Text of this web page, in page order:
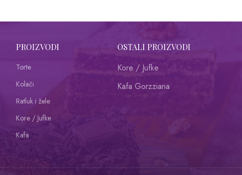
PROIZVODI
Torte
Kolači
Ratluk i žele
Kore / Jufke
Kafa
OSTALI PROIZVODI
Kore / Jufke
Kafa Gorzziana